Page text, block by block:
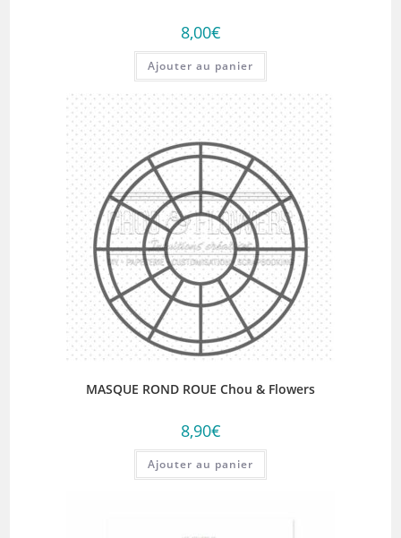
8,00€
Ajouter au panier
MASQUE ROND ROUE Chou & Flowers
8,90€
Ajouter au panier